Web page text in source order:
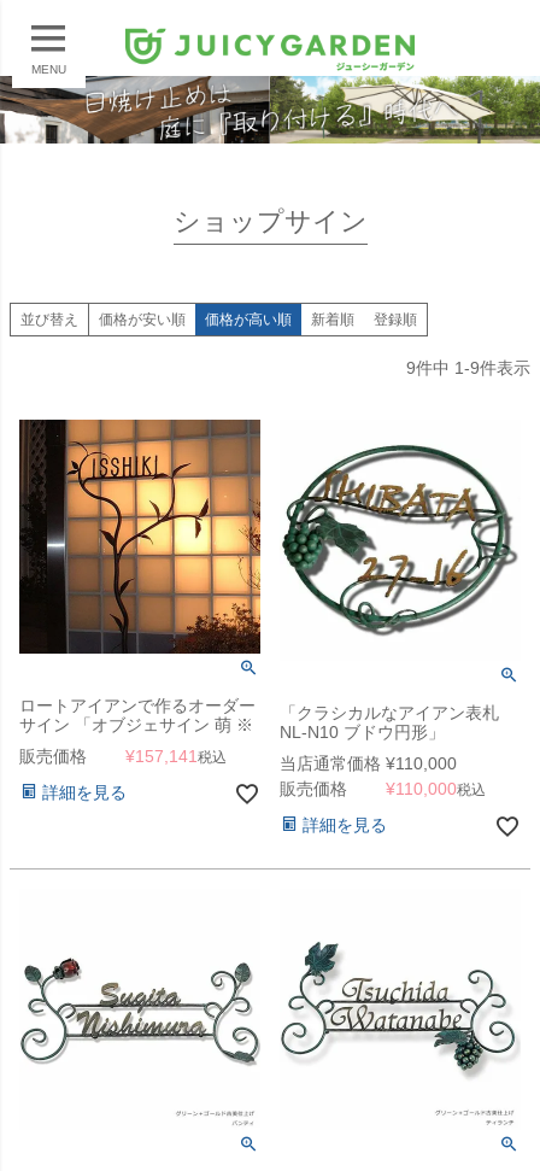
MENU
ショップサイン
並び替え 価格が安い順 価格が高い順 新着順 登録順
9件中 1-9件表示
ロートアイアンで作るオーダー
サイン 「オブジェサイン 萌 ※
要見積」
販売価格 ¥157,141 税込
詳細を見る
「クラシカルなアイアン表札
NL-N10 ブドウ円形」
当店通常価格 ¥110,000
販売価格
¥110,000税込
詳細を見る